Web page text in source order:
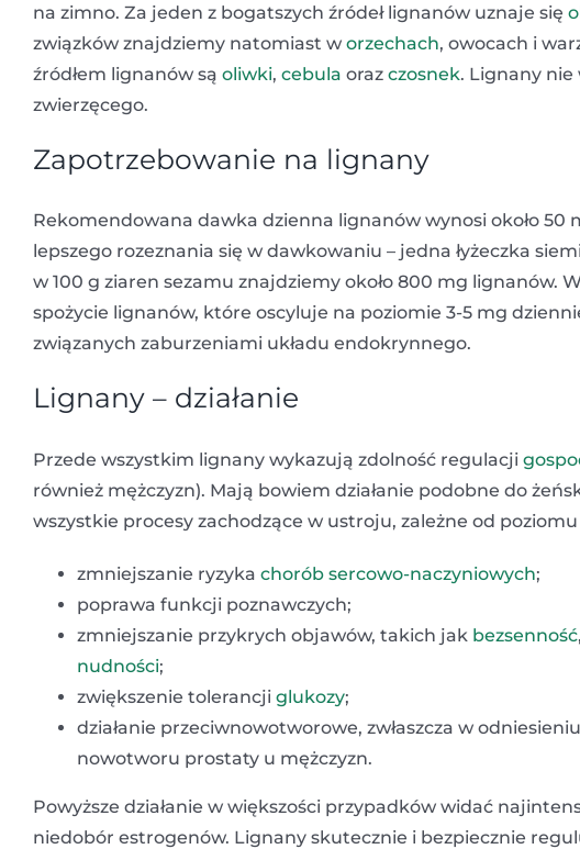
na zimno. Za jeden z bogatszych źródeł lignanów uznaje się
związków znajdziemy natomiast w orzechach, owocach i
źródłem lignanów są oliwki, cebula oraz czosnek. Lignany
zwierzęcego.
Zapotrzebowanie na lignany
Rekomendowana dawka dzienna lignanów wynosi około 50
lepszego rozeznania się w dawkowaniu – jedna łyżeczka
w 100 g ziaren sezamu znajdziemy około 800 mg lignanów.
spożycie lignanów, które oscyluje na poziomie 3-5 mg
związanych zaburzeniami układu endokrynnego.
Lignany – działanie
Przede wszystkim lignany wykazują zdolność regulacji
również mężczyzn). Mają bowiem działanie podobne do
wszystkie procesy zachodzące w ustroju, zależne od
zmniejszanie ryzyka chorób sercowo-naczyniowych;
poprawa funkcji poznawczych;
zmniejszanie przykrych objawów, takich jak bezsenność,
nudności;
zwiększenie tolerancji glukozy;
działanie przeciwnowotworowe, zwłaszcza w
nowotworu prostaty u mężczyzn.
Powyższe działanie w większości przypadków widać
niedobór estrogenów. Lignany skutecznie i bezpiecznie